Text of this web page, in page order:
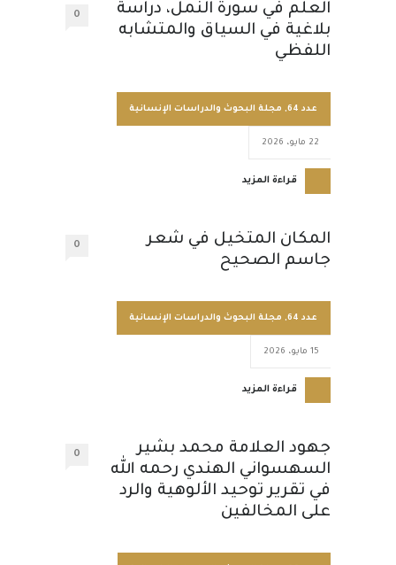
العلم في سورة النمل، دراسة
بلاغية في السياق والمتشابه
اللفظي
0
عدد 64 , مجلة البحوث والدراسات الإنسانية
22 مايو، 2026
قراءة المزيد
المكان المتخيل في شعر
جاسم الصحيح
0
عدد 64 , مجلة البحوث والدراسات الإنسانية
15 مايو، 2026
قراءة المزيد
جهود العلامة محمد بشير
السهسواني الهندي رحمه الله
في تقرير توحيد الألوهية والرد
على المخالفين
0